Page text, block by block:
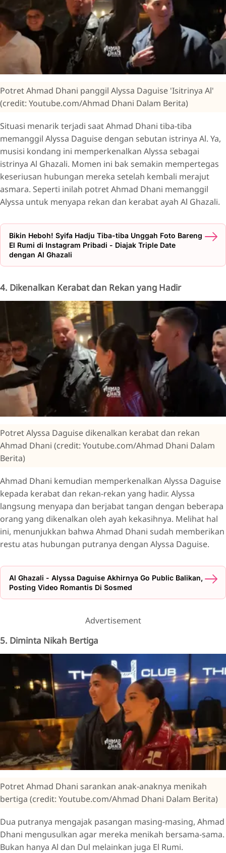
Potret Ahmad Dhani panggil Alyssa Daguise 'Isitrinya Al'
(credit: Youtube.com/Ahmad Dhani Dalam Berita)
Situasi menarik terjadi saat Ahmad Dhani tiba-tiba
memanggil Alyssa Daguise dengan sebutan istrinya Al. Ya,
musisi kondang ini memperkenalkan Alyssa sebagai
istrinya Al Ghazali. Momen ini bak semakin mempertegas
keseriusan hubungan mereka setelah kembali merajut
asmara. Seperti inilah potret Ahmad Dhani memanggil
Alyssa untuk menyapa rekan dan kerabat ayah Al Ghazali.
Bikin Heboh! Syifa Hadju Tiba-tiba Unggah Foto Bareng
El Rumi di Instagram Pribadi - Diajak Triple Date
dengan Al Ghazali
4. Dikenalkan Kerabat dan Rekan yang Hadir
Potret Alyssa Daguise dikenalkan kerabat dan rekan
Ahmad Dhani (credit: Youtube.com/Ahmad Dhani Dalam
Berita)
Ahmad Dhani kemudian memperkenalkan Alyssa Daguise
kepada kerabat dan rekan-rekan yang hadir. Alyssa
langsung menyapa dan berjabat tangan dengan beberapa
orang yang dikenalkan oleh ayah kekasihnya. Melihat hal
ini, menunjukkan bahwa Ahmad Dhani sudah memberikan
restu atas hubungan putranya dengan Alyssa Daguise.
Al Ghazali - Alyssa Daguise Akhirnya Go Public Balikan,
Posting Video Romantis Di Sosmed
Advertisement
5. Diminta Nikah Bertiga
Potret Ahmad Dhani sarankan anak-anaknya menikah
bertiga (credit: Youtube.com/Ahmad Dhani Dalam Berita)
Dua putranya mengajak pasangan masing-masing, Ahmad
Dhani mengusulkan agar mereka menikah bersama-sama.
Bukan hanya Al dan Dul melainkan juga El Rumi.